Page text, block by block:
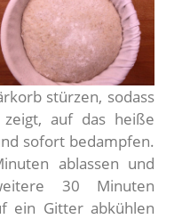
stürzen, sodass
auf das heiße
sofort bedampfen.
ablassen und
30 Minuten
ein Gitter abkühlen